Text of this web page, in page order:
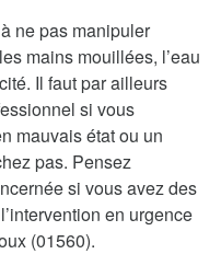
ne pas manipuler
mains mouillées, l’eau
Il faut par ailleurs
si vous
mauvais état ou un
pas. Pensez
si vous avez des
en urgence
(01560).